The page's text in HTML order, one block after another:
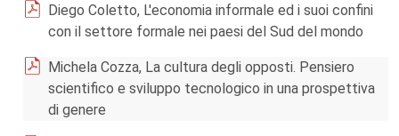
Diego Coletto, L'economia informale ed i suoi confini
con il settore formale nei paesi del Sud del mondo
Michela Cozza, La cultura degli opposti. Pensiero
scientifico e sviluppo tecnologico in una prospettiva
di genere